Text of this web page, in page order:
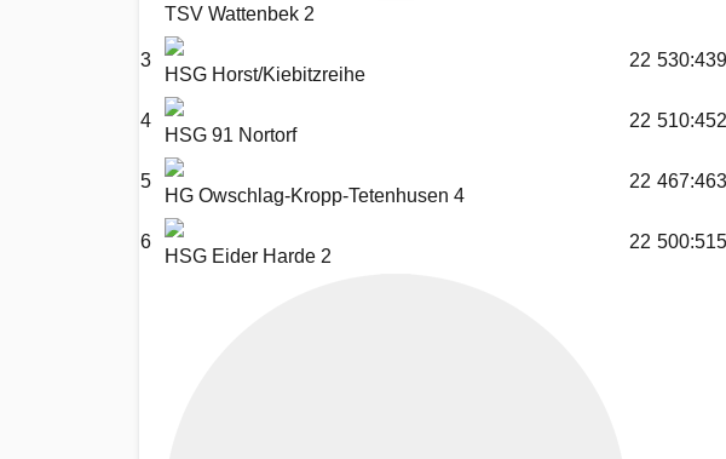
TSV Wattenbek 2
3
HSG Horst/Kiebitzreihe
22 530:439
4
HSG 91 Nortorf
22 510:452
5
HG Owschlag-Kropp-Tetenhusen 4
22 467:463
6
HSG Eider Harde 2
22 500:515